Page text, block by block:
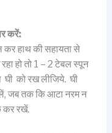
करें:
हाथ की सहायता से
हो तो 1 – 2 टेबल स्पून
घी को रख लीजिये. घी
जब तक कि आटा नरम न
कर रखें.